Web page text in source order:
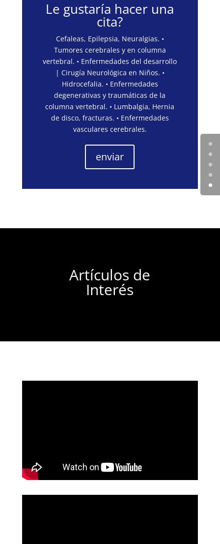
Le gustaría hacer una
cita?
Cefaleas, Epilepsia, Neuralgias. •
Tumores cerebrales y en columna
vertebral. • Enfermedades del desarrollo
| Cirugía Neurológica en Niños. •
Hidrocefalia. • Enfermedades
degenerativas y traumáticas de la
columna vertebral. • Lumbalgia, Hernia
de disco, fracturas. • Enfermedades
vasculares cerebrales.
enviar
Artículos de
Interés